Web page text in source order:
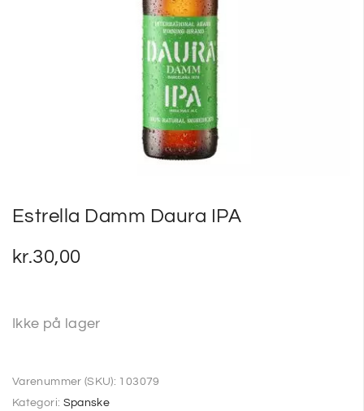
Estrella Damm Daura IPA
kr.30,00
Ikke på lager
Varenummer (SKU): 103079
Kategori: Spanske